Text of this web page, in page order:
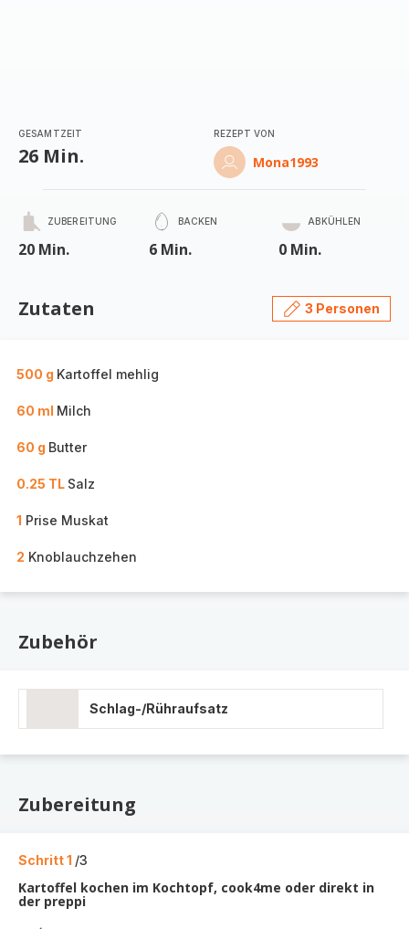
GESAMTZEIT
26 Min.
REZEPT VON
Mona1993
ZUBEREITUNG
20 Min.
BACKEN
6 Min.
ABKÜHLEN
0 Min.
Zutaten 3 Personen
500 g Kartoffel mehlig
60 ml Milch
60 g Butter
0.25 TL Salz
1 Prise Muskat
2 Knoblauchzehen
Zubehör
Schlag-/Rühraufsatz
Zubereitung
Schritt 1 /3
Kartoffel kochen im Kochtopf, cook4me oder direkt in
der preppi